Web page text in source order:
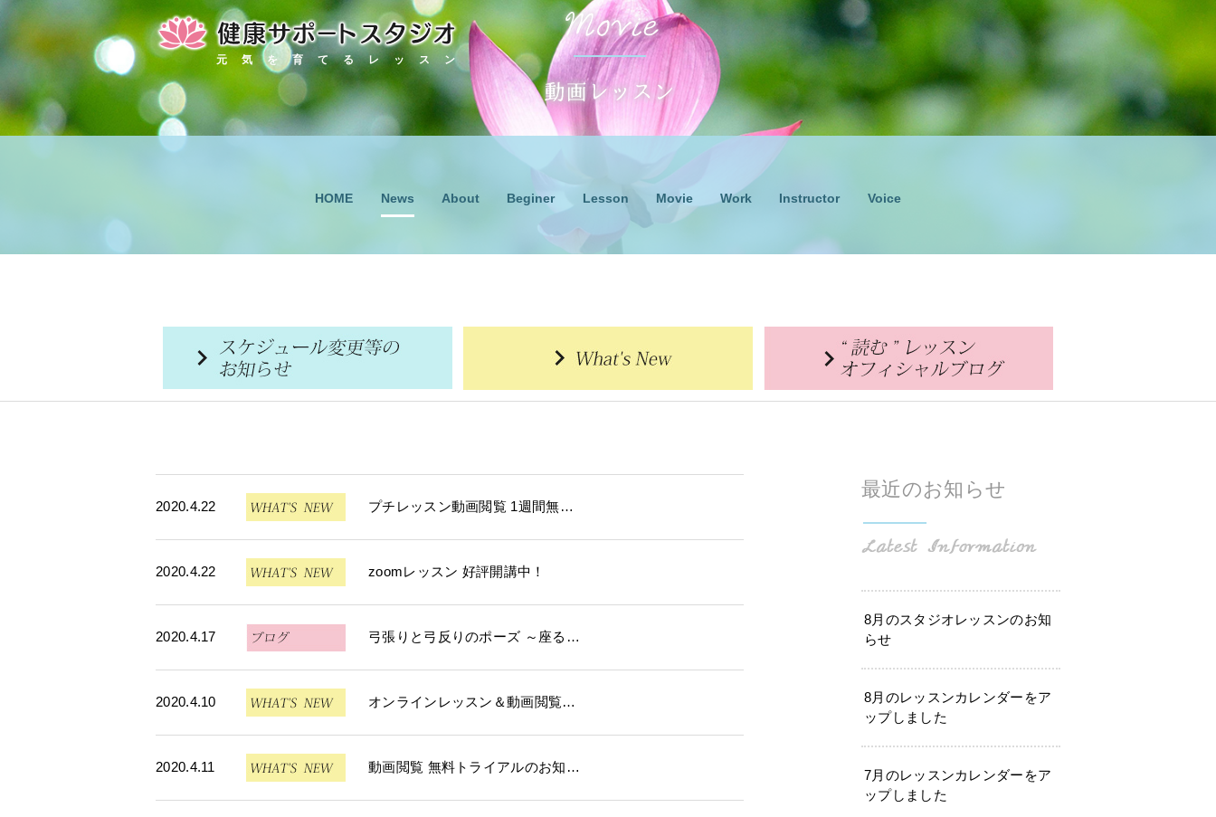
HOME News About Beginer Lesson Movie Work Instructor Voice
元気を育てるレッスン
2020.4.22 プチレッスン動画閲覧 1週間無…
2020.4.22 zoomレッスン 好評開講中！
2020.4.17 弓張りと弓反りのポーズ ～座る…
2020.4.10 オンラインレッスン＆動画閲覧…
2020.4.11 動画閲覧 無料トライアルのお知…
最近のお知らせ
8月のスタジオレッスンのお知
らせ
8月のレッスンカレンダーをア
ップしました
7月のレッスンカレンダーをア
ップしました